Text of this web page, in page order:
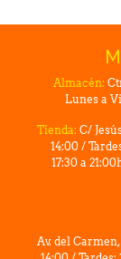
Almacén:
Lunes a
Tienda: C/
14:00 /
17:30 a
Av. del